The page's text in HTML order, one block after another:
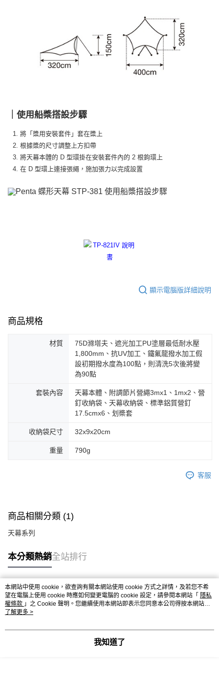
｜使用船槳搭設步驟
1. 將「槳用安裝套件」套在槳上
2. 根據槳的尺寸調整上方扣帶
3. 將天幕本體的 D 型環掛在安裝套件內的 2 根鉤環上
4. 在 D 型環上連接張繩，施加張力以完成設置
顯示電腦版詳細說明
商品規格
材質
75D滌塔夫、遮光加工PU塗層最低耐水壓
1,800mm、抗UV加工、鐵氟龍撥水加工假
設初期撥水度為100點，則清洗5次後將變
為90點
套裝內容
天幕本體、附調節片營繩3mx1、1mx2、營
釘收納袋、天幕收納袋、標準鋁質營釘
17.5cmx6、划槳套
收納袋尺寸 32x9x20cm
重量 790g
客服
商品相關分類 (1)
天幕系列
本分類熱銷全站排行
熱門標籤
本網站中使用 cookie，欲查詢有關本網站使用 cookie 方式之詳情，及若您不希
望在電腦上使用 cookie 時應如何變更電腦的 cookie 設定，請參閱本網站「 隱私
權條款 」之 Cookie 聲明。您繼續使用本網站即表示您同意本公司得按本網站使
用條款之 Cookie 聲明使用 cookie。
了解更多 >
我知道了